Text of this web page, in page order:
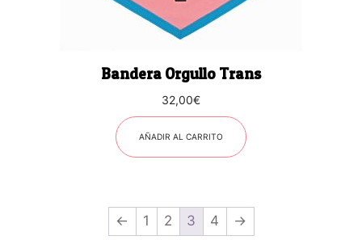
Bandera Orgullo Trans
32,00€
AÑADIR AL CARRITO
← 1 2 3 4 →